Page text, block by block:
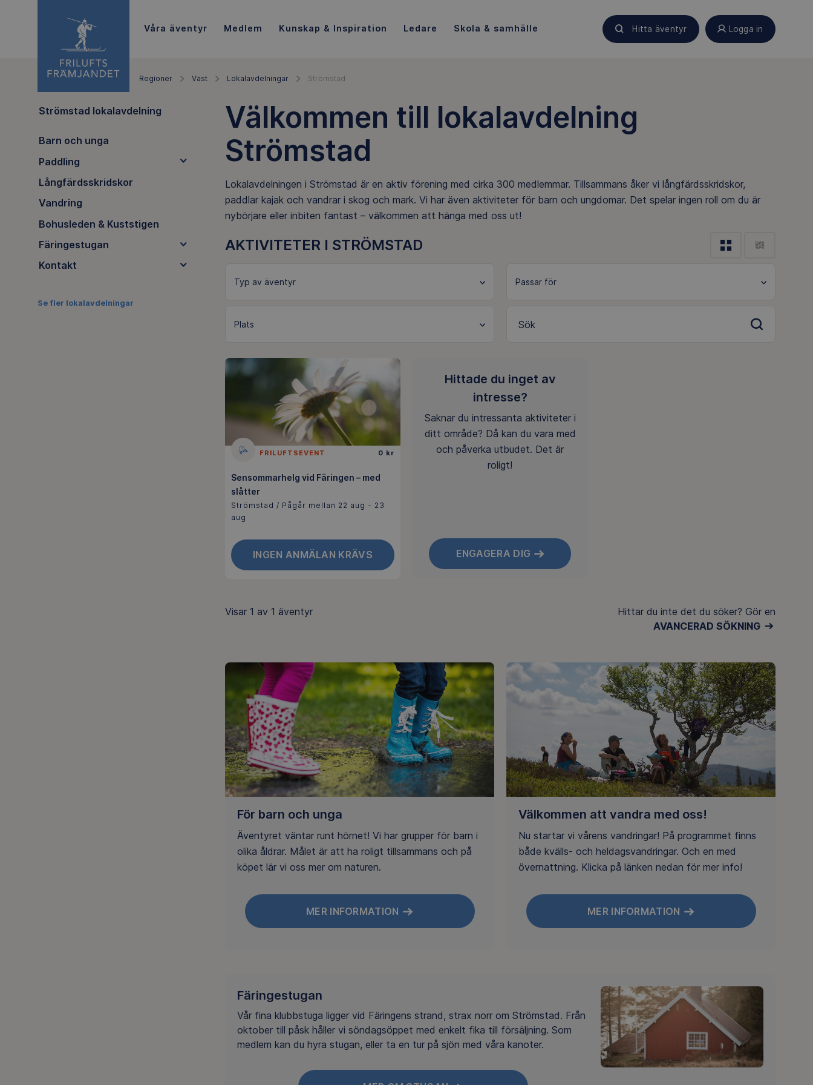
Våra äventyr Medlem Kunskap & Inspiration Ledare Skola & samhälle Hitta äventyr Logga in
Regioner Väst Lokalavdelningar Strömstad
Strömstad lokalavdelning
Barn och unga
Paddling
Långfärdsskridskor
Vandring
Bohusleden & Kuststigen
Färingestugan
Kontakt
Se fler lokalavdelningar
Välkommen till lokalavdelning
Strömstad
Lokalavdelningen i Strömstad är en aktiv förening med cirka 300 medlemmar. Tillsammans åker vi långfärdsskridskor,
paddlar kajak och vandrar i skog och mark. Vi har även aktiviteter för barn och ungdomar. Det spelar ingen roll om du är
nybörjare eller inbiten fantast – välkommen att hänga med oss ut!
AKTIVITETER I STRÖMSTAD
Sök
FRILUFTSEVENT 0 kr
Sensommarhelg vid Färingen – med
slåtter
Strömstad / Pågår mellan 22 aug - 23
aug
INGEN ANMÄLAN KRÄVS
Hittade du inget av
intresse?
Saknar du intressanta aktiviteter i
ditt område? Då kan du vara med
och påverka utbudet. Det är
roligt!
ENGAGERA DIG
Visar 1 av 1 äventyr
Hittar du inte det du söker? Gör en
AVANCERAD SÖKNING
För barn och unga
Äventyret väntar runt hörnet! Vi har grupper för barn i
olika åldrar. Målet är att ha roligt tillsammans och på
köpet lär vi oss mer om naturen.
MER INFORMATION
Välkommen att vandra med oss!
Nu startar vi vårens vandringar! På programmet finns
både kvälls- och heldagsvandringar. Och en med
övernattning. Klicka på länken nedan för mer info!
MER INFORMATION
Färingestugan
Vår fina klubbstuga ligger vid Färingens strand, strax norr om Strömstad. Från
oktober till påsk håller vi söndagsöppet med enkelt fika till försäljning. Som
medlem kan du hyra stugan, eller ta en tur på sjön med våra kanoter.